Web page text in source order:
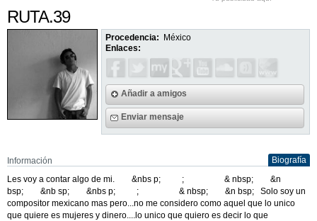
RUTA.39
Procedencia:
México
Enlaces:
Añadir a amigos
Enviar mensaje
Información
Biografía
Les voy a contar algo de mi. &nbs p; ; & nbsp; &n
bsp; &nb sp; &nbs p; ; & nbsp; &n bsp; Solo soy un
compositor mexicano mas pero...no me considero como aquel que lo unico
que quiere es mujeres y dinero....lo unico que quiero es decir lo que